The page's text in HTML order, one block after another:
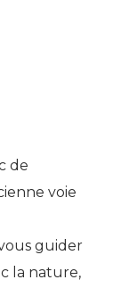
de
voie
guider
la nature,